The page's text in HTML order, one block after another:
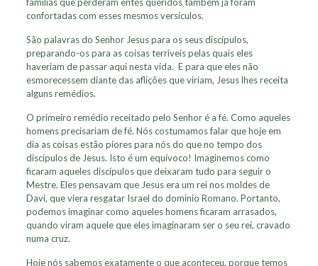
confortadas com esses mesmos versículos.
São palavras do Senhor Jesus para os seus discípulos,
preparando-os para as coisas terríveis pelas quais eles
haveriam de passar aqui nesta vida. E para que eles não
esmorecessem diante das aflições que viriam, Jesus lhes receita
alguns remédios.
O primeiro remédio receitado pelo Senhor é a fé. Como aqueles
homens precisariam de fé. Nós costumamos falar que hoje em
dia as coisas estão piores para nós do que no tempo dos
discípulos de Jesus. Isto é um equívoco! Imaginemos como
ficaram aqueles discípulos que deixaram tudo para seguir o
Mestre. Eles pensavam que Jesus era um rei nos moldes de
Davi, que viera resgatar Israel do domínio Romano. Portanto,
podemos imaginar como aqueles homens ficaram arrasados,
quando viram aquele que eles imaginaram ser o seu rei, cravado
numa cruz.
Hoje nós sabemos exatamente o que aconteceu, porque temos